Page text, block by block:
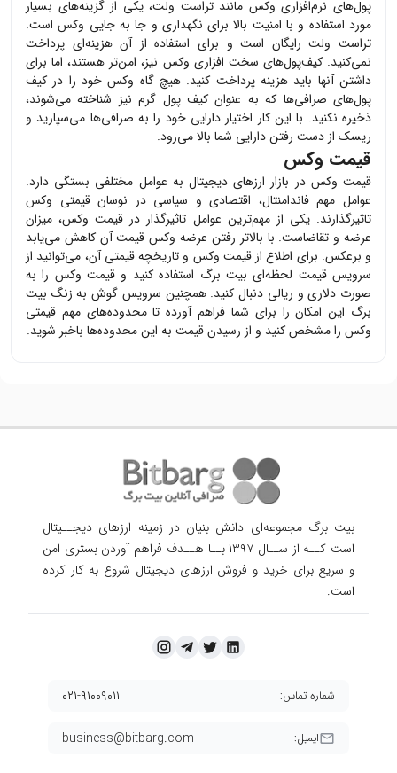
پول‌های نرم‌افزاری وکس مانند تراست ولت، یکی از گزینه‌های بسیار
مورد استفاده و با امنیت بالا برای نگهداری و جا به جایی وکساست.
تراست ولت رایگان است و برای استفاده از آن هزینه‌ای پرداخت
نمی‌کنید. کیف‌پول‌های سخت افزاری وکس نیز، امن‌تر هستند، اما برای
داشتن آنها باید هزینه پرداخت کنید. هیچ گاه وکسخود را در کیف
پول‌های صرافی‌ها که به عنوان کیف پول گرم نیز شناخته می‌شوند،
ذخیره نکنید. با این کار اختیار دارایی خود را به صرافی‌ها می‌سپارید و
ریسک از دست رفتن دارایی شما بالا می‌رود.
قیمت وکس
قیمت وکس در بازار ارزهای دیجیتال به عوامل مختلفی بستگی دارد.
عوامل مهم فاندامنتال، اقتصادی و سیاسی در نوسان قیمتی وکس
تاثیرگذارند. یکی از مهم‌ترین عوامل تاثیرگذار در قیمت وکس، میزان
عرضه و تقاضاست. با بالاتر رفتن عرضه وکسقیمت آن کاهش می‌یابد
و برعکس. برای اطلاع از قیمت وکس و تاریخچه قیمتی آن، می‌توانید از
سرویس قیمت لحظه‌ای بیت برگ استفاده کنید و قیمت وکس را به
صورت دلاری و ریالی دنبال کنید. همچنین سرویس گوش به زنگ بیت
برگ این امکان را برای شما فراهم آورده تا محدوده‌های مهم قیمتی
وکس را مشخص کنید و از رسیدن قیمت به این محدوده‌ها باخبر شوید.
بیت برگ مجموعه‌ای دانش بنیان در زمینه ارزهای دیجــیتال
است کــه از ســال ۱۳۹۷ بــا هــدف فراهم آوردن
بستری امن
و سریع برای خرید و فروش ارزهای دیجیتال شروع به کار کرده
است.
ایمیل: business@bitbarg.com
شماره تماس: ۰۲۱-۹۱۰۰۹۰۱۱